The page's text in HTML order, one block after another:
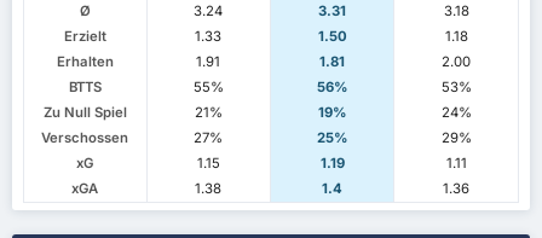
Ø
3.24 3.31
3.18
Erzielt
1.33 1.50
1.18
Erhalten
1.91 1.81
2.00
BTTS
55% 56%
53%
Zu Null Spiel
21% 19%
24%
Verschossen
27% 25%
29%
xG
1.15 1.19
1.11
xGA
1.38 1.4 1.36